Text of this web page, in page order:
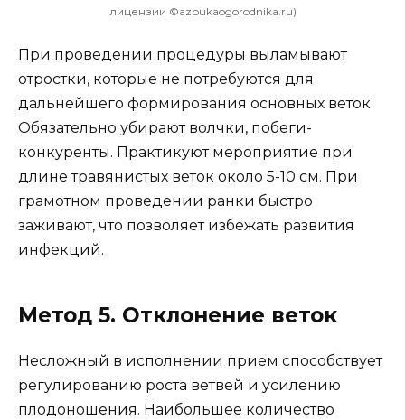
лицензии ©azbukaogorodnika.ru)
При проведении процедуры выламывают
отростки, которые не потребуются для
дальнейшего формирования основных веток.
Обязательно убирают волчки, побеги-
конкуренты. Практикуют мероприятие при
длине травянистых веток около 5-10 см. При
грамотном проведении ранки быстро
заживают, что позволяет избежать развития
инфекций.
Метод 5. Отклонение веток
Несложный в исполнении прием способствует
регулированию роста ветвей и усилению
плодоношения. Наибольшее количество